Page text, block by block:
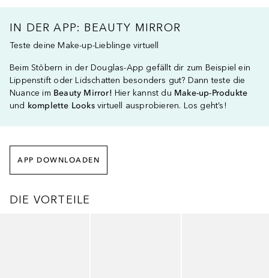
IN DER APP: BEAUTY MIRROR
Teste deine Make-up-Lieblinge virtuell
Beim Stöbern in der Douglas-App gefällt dir zum Beispiel ein
Lippenstift oder Lidschatten besonders gut? Dann teste die
Nuance im Beauty Mirror! Hier kannst du Make-up-Produkte
und komplette Looksvirtuell ausprobieren. Los geht’s!
APP DOWNLOADEN
DIE VORTEILE